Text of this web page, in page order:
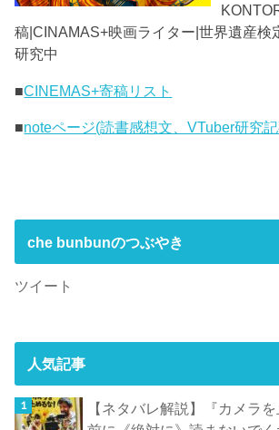
稿|CINAMAS+映画ライター|世界遺産検
研究中
■CINEMAS+寄稿リスト
■noteページ(読書感想文、VTuber研究
che bunbunのつぶやき
ツイート
人気記事
【ネタバレ解説】『カメラ